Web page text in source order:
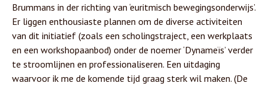
Brummans in der richting van ‘euritmisch bewegingsonderwijs’.
Er liggen enthousiaste plannen om de diverse activiteiten
van dit initiatief (zoals een scholingstraject, een werkplaats
en een workshopaanbod) onder de noemer ‘Dynameïs’ verder
te stroomlijnen en professionaliseren. Een uitdaging
waarvoor ik me de komende tijd graag sterk wil maken. (De